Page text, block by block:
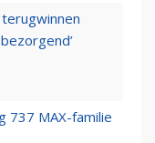
737 MAX-familie